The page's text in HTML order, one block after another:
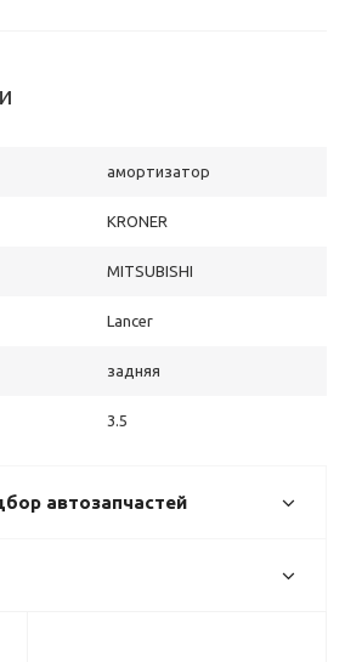
амортизатор
KRONER
MITSUBISHI
Lancer
задняя
3.5
автозапчастей